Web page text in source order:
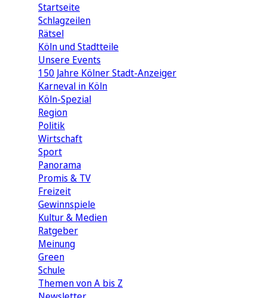
Startseite
Schlagzeilen
Rätsel
Köln und Stadtteile
Unsere Events
150 Jahre Kölner Stadt-Anzeiger
Karneval in Köln
Köln-Spezial
Region
Politik
Wirtschaft
Sport
Panorama
Promis & TV
Freizeit
Gewinnspiele
Kultur & Medien
Ratgeber
Meinung
Green
Schule
Themen von A bis Z